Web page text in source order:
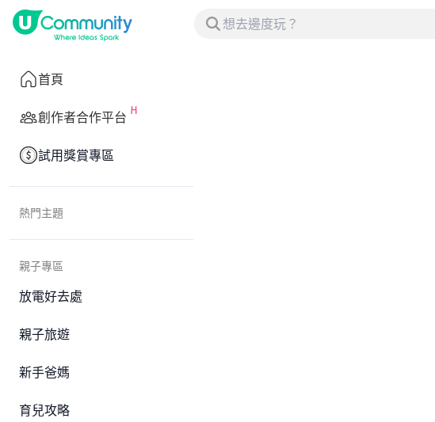
首頁
創作者合作平台
試用獎賞專區
熱門主題
親子專區
放電好去處
親子旅遊
新手爸媽
育兒攻略